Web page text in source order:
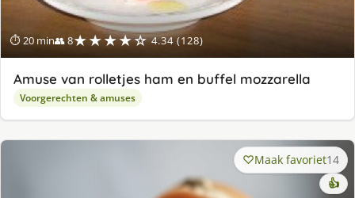
⏱ 20 min👥 8★★★★☆ 4.34 (128)
Amuse van rolletjes ham en buffel mozzarella
Voorgerechten & amuses
Maak favoriet14
👍